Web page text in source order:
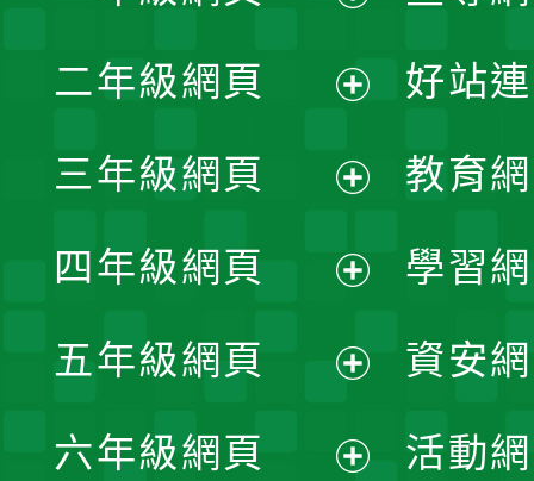
開
選
單
二年級網頁
開
選
單
三年級網頁
開
選
單
四年級網頁
開
選
五年級網頁
六年級網頁
好站
教育
學習
資安
活動